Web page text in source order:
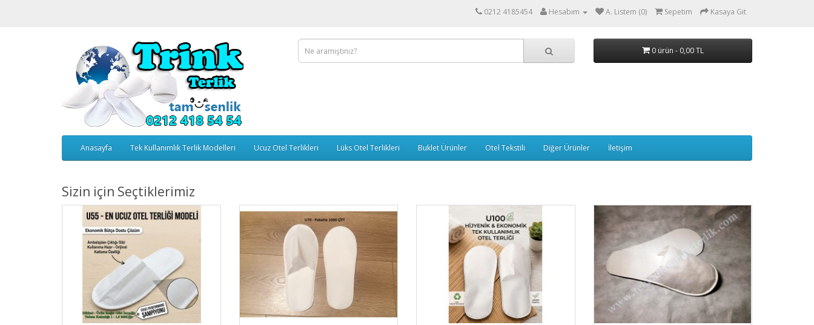
0212 4185454 Hesabım A. Listem (0) Sepetim Kasaya Git
0 ürün - 0,00 TL
Anasayfa Tek Kullanımlık Terlik Modelleri Ucuz Otel Terlikleri Lüks Otel Terlikleri Buklet Ürünler Otel Tekstili Diğer Ürünler İletişim
Sizin için Seçtiklerimiz